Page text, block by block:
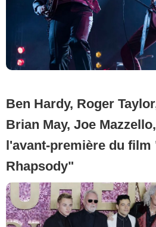
Ben Hardy, Roger
Brian May, Joe
l'avant-première du film
Rhapsody"